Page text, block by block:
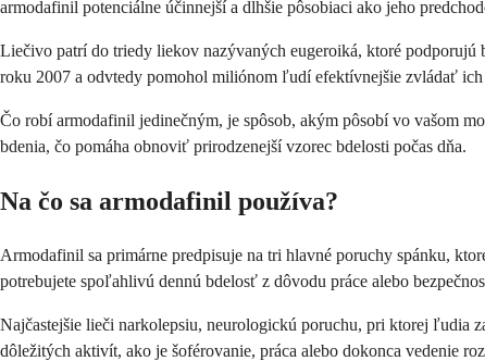
armodafinil potenciálne účinnejší a dlhšie pôsobiaci ako jeho
Liečivo patrí do triedy liekov nazývaných eugeroiká, ktoré
roku 2007 a odvtedy pomohol miliónom ľudí efektívnejšie zvládať ich
Čo robí armodafinil jedinečným, je spôsob, akým pôsobí vo vašom
bdenia, čo pomáha obnoviť prirodzenejší vzorec bdelosti počas dňa.
Na čo sa armodafinil používa?
Armodafinil sa primárne predpisuje na tri hlavné poruchy spánku,
potrebujete spoľahlivú dennú bdelosť z dôvodu práce alebo
Najčastejšie lieči narkolepsiu, neurologickú poruchu, pri ktorej ľudia
dôležitých aktivít, ako je šoférovanie, práca alebo dokonca vedenie